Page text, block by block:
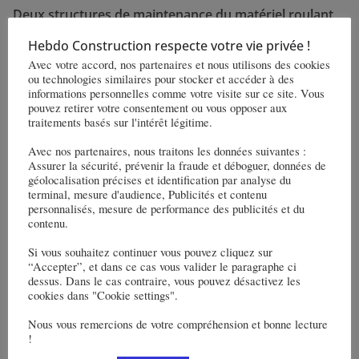
Deux structures de maintenance du matériel roulant
ferroviaire vont être construites dans le secteur de
Metz
Vous pourrez aussi aimer
Octobre 2021 – Bulletin des entreprises
Hebdo Construction respecte votre vie privée !
Avec votre accord, nos partenaires et nous utilisons des cookies
ou technologies similaires pour stocker et accéder à des
informations personnelles comme votre visite sur ce site. Vous
pouvez retirer votre consentement ou vous opposer aux
traitements basés sur l'intérêt légitime.
Avec nos partenaires, nous traitons les données suivantes :
Assurer la sécurité, prévenir la fraude et déboguer, données de
géolocalisation précises et identification par analyse du
terminal, mesure d'audience, Publicités et contenu
personnalisés, mesure de performance des publicités et du
contenu.
Si vous souhaitez continuer vous pouvez cliquez sur
“Accepter”, et dans ce cas vous valider le paragraphe ci
dessus. Dans le cas contraire, vous pouvez désactivez les
cookies dans "Cookie settings".
Nous vous remercions de votre compréhension et bonne lecture
!